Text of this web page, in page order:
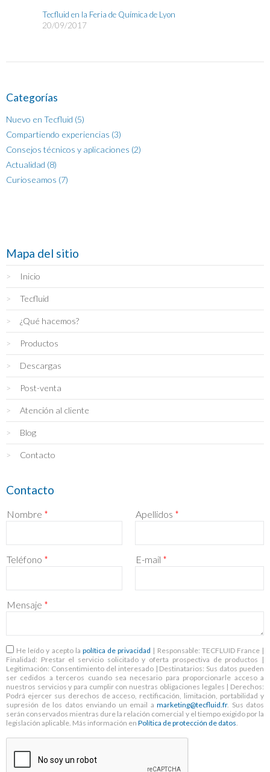
Tecfluid en la Feria de Química de Lyon
20/09/2017
Categorías
Nuevo en Tecfluid (5)
Compartiendo experiencias (3)
Consejos técnicos y aplicaciones (2)
Actualidad (8)
Curioseamos (7)
Mapa del sitio
Inicio
Tecfluid
¿Qué hacemos?
Productos
Descargas
Post-venta
Atención al cliente
Blog
Contacto
Contacto
Nombre * Apellidos *
Teléfono * E-mail *
Mensaje *
RGPD *
He leído y acepto la política de privacidad | Responsable: TECFLUID France |
Finalidad: Prestar el servicio solicitado y oferta prospectiva de productos |
Legitimación: Consentimiento del interesado | Destinatarios: Sus datos pueden
ser cedidos a terceros cuando sea necesario para proporcionarle acceso a
nuestros servicios y para cumplir con nuestras obligaciones legales | Derechos:
Podrá ejercer sus derechos de acceso, rectificación, limitación, portabilidad y
supresión de los datos enviando un email a marketing@tecfluid.fr. Sus datos
serán conservados mientras dure la relación comercial y el tiempo exigido por la
legislación aplicable. Más información en Política de protección de datos.